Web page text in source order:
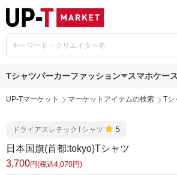
Tシャツパーカーファッション スマホケー
UP-Tマーケット マーケットアイテムの検索 Tシ
ドライアスレチックTシャツ 5
日本国旗(首都:tokyo)Tシャツ
3,700円(税込4,070円)